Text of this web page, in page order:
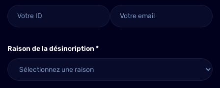
Raison de la désincription *